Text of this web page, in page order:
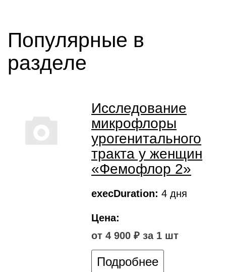
Популярные в
разделе
Исследование
микрофлоры
урогенитального
тракта у женщин
«Фемофлор 2»
execDuration: 4 дня
Цена:
от 4 900 ₽ за 1 шт
Подробнее